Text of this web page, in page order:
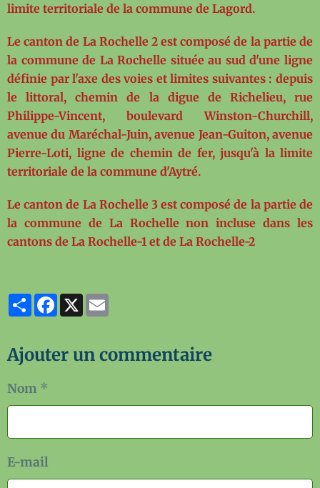
limite territoriale de la commune de Lagord.
Le canton de La Rochelle 2est composé de la partie de
la commune de La Rochelle située au sud d'une ligne
définie par l'axe des voies et limites suivantes : depuis
le littoral, chemin de la digue de Richelieu, rue
Philippe-Vincent, boulevard Winston-Churchill,
avenue du Maréchal-Juin, avenue Jean-Guiton, avenue
Pierre-Loti, ligne de chemin de fer, jusqu'à la limite
territoriale de la commune d'Aytré.
Le canton de La Rochelle 3est composé de la partie de
la commune de La Rochelle non incluse dans les
cantons de La Rochelle-1 et de La Rochelle-2
PartagerFacebook
X
Ajouter un commentaire
Nom
E-mail